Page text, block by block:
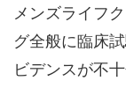
メンズライフ
グ全般に臨床
ビデンスが不